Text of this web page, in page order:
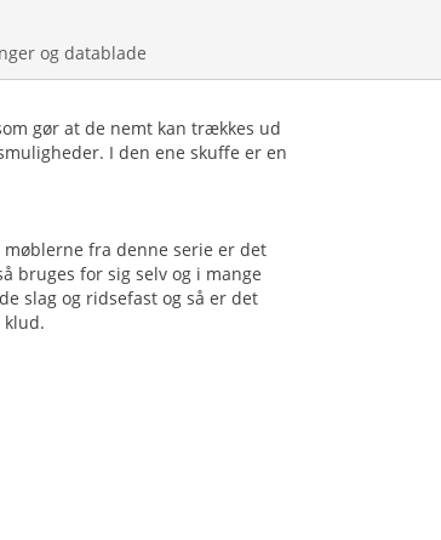
og datablade
gør at de nemt kan trækkes ud
I den ene skuffe er en
fra denne serie er det
bruges for sig selv og i mange
slag og ridsefast og så er det
klud.